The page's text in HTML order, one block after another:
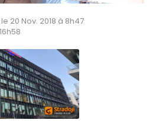
20 Nov. 2018 à 8h47